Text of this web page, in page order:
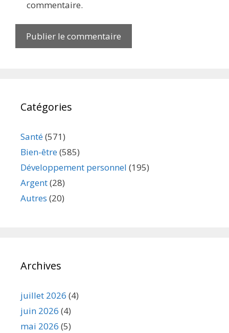
commentaire.
Catégories
Santé(571)
Bien-être(585)
Développement personnel (195)
Argent(28)
Autres (20)
Archives
juillet 2026 (4)
juin 2026 (4)
mai 2026 (5)